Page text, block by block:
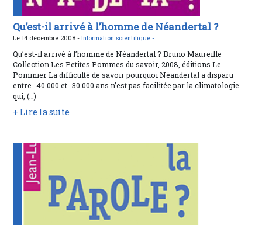
Qu’est-il arrivé à l’homme de Néandertal ?
Le 14 décembre 2008 -Information scientifique -
Qu’est-il arrivé à l’homme de Néandertal ? Bruno Maureille
Collection Les Petites Pommes du savoir, 2008, éditions Le
Pommier La difficulté de savoir pourquoi Néandertal a disparu
entre -40 000 et -30 000 ans n’est pas facilitée par la climatologie
qui, (…)
+ Lire la suite